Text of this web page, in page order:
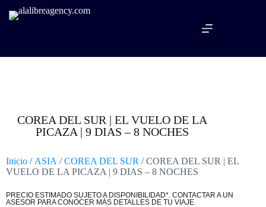
COREA DEL SUR | EL VUELO DE LA
PICAZA | 9 DIAS – 8 NOCHES
Inicio / ASIA /COREA DEL SUR / COREA DEL SUR | EL
VUELO DE LA PICAZA | 9 DIAS – 8 NOCHES
PRECIO ESTIMADO SUJETO A DISPONIBILIDAD*. CONTACTAR A UN
ASESOR PARA CONOCER MÁS DETALLES DE TU VIAJE.